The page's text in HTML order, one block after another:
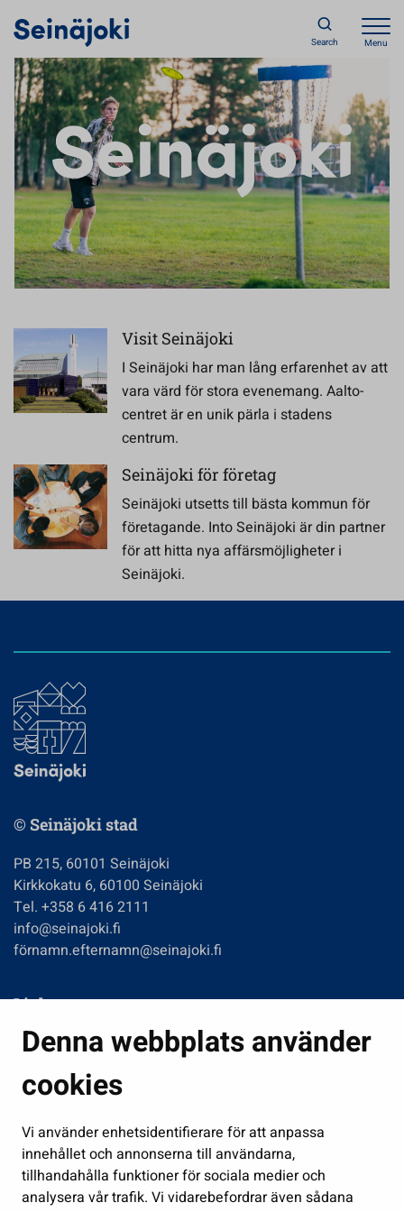
Denna webbplats använder
cookies
Vi använder enhetsidentifierare för att anpassa
innehållet och annonserna till användarna,
tillhandahålla funktioner för sociala medier och
analysera vår trafik. Vi vidarebefordrar även sådana
Search Menu
Seinäjoki
Visit Seinäjoki
I Seinäjoki har man lång erfarenhet av att
vara värd för stora evenemang. Aalto-
centret är en unik pärla i stadens
centrum.
Seinäjoki för företag
Seinäjoki utsetts till bästa kommun för
företagande. Into Seinäjoki är din partner
för att hitta nya affärsmöjligheter i
Seinäjoki.
© Seinäjoki stad
PB 215, 60101 Seinäjoki
Kirkkokatu 6, 60100 Seinäjoki
Tel. +358 6 416 2111
info@seinajoki.fi
förnamn.efternamn@seinajoki.fi
Links
Boende och miljö
Fostran och utbildning
Förvaltning
Jobb och företagsamhet
Delta och sköt ärenden